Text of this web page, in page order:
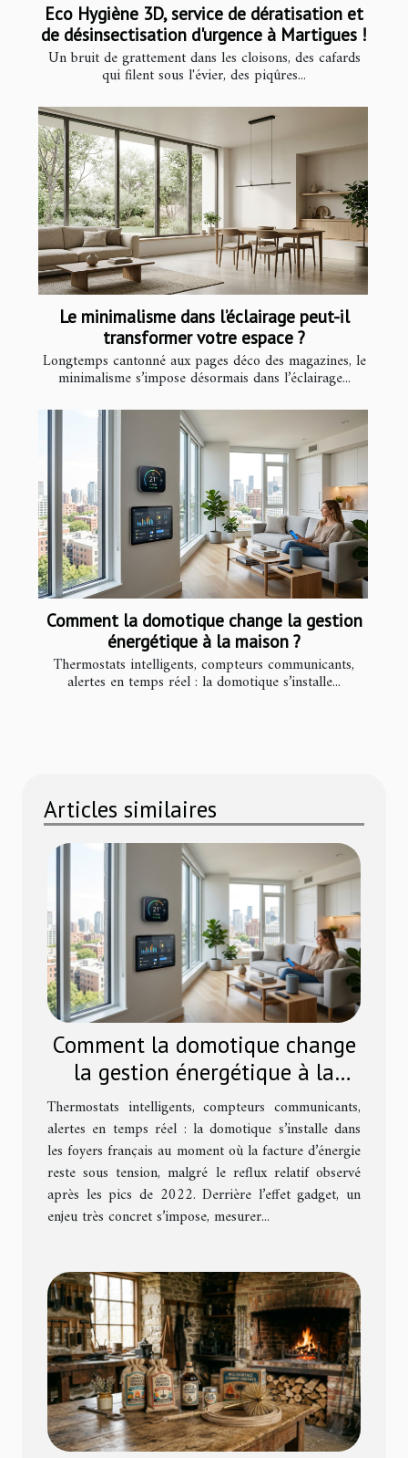
Eco Hygiène 3D, service de dératisation et
de désinsectisation d'urgence à Martigues !
Un bruit de grattement dans les cloisons, des cafards
qui filent sous l'évier, des piqûres...
Le minimalisme dans l’éclairage peut-il
transformer votre espace ?
Longtemps cantonné aux pages déco des magazines, le
minimalisme s’impose désormais dans l’éclairage...
Comment la domotique change la gestion
énergétique à la maison ?
Thermostats intelligents, compteurs communicants,
alertes en temps réel : la domotique s’installe...
Articles similaires
Comment la domotique change
la gestion énergétique à la
maison ?
Thermostats intelligents, compteurs communicants,
alertes en temps réel : la domotique s’installe dans
les foyers français au moment où la facture d’énergie
reste sous tension, malgré le reflux relatif observé
après les pics de 2022. Derrière l’effet gadget, un
enjeu très concret s’impose, mesurer...